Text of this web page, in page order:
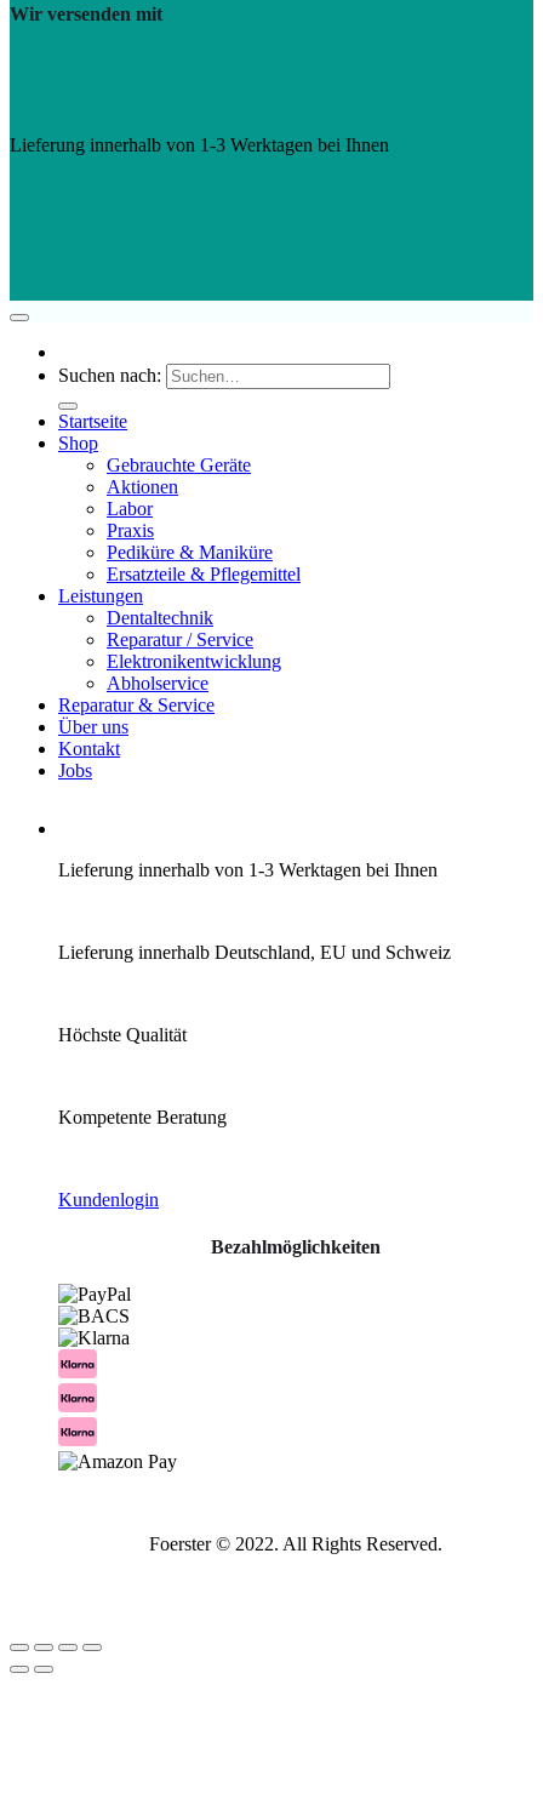
Wir versenden mit
Lieferung innerhalb von 1-3 Werktagen bei Ihnen
Suchen nach:
Startseite
Shop
Gebrauchte Geräte
Aktionen
Labor
Praxis
Pediküre & Maniküre
Ersatzteile & Pflegemittel
Leistungen
Dentaltechnik
Reparatur / Service
Elektronikentwicklung
Abholservice
Reparatur & Service
Über uns
Kontakt
Jobs
Lieferung innerhalb von 1-3 Werktagen bei Ihnen
Lieferung innerhalb Deutschland, EU und Schweiz
Höchste Qualität
Kompetente Beratung
Kundenlogin
Bezahlmöglichkeiten
Foerster © 2022. All Rights Reserved.